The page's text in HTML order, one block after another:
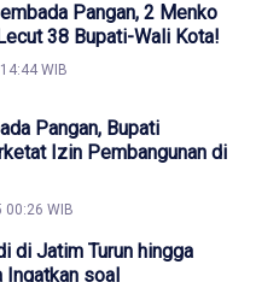
Pangan, 2 Menko
38 Bupati-Wali Kota!
WIB
Pangan, Bupati
Izin Pembangunan di
WIB
di Jatim Turun hingga
Ingatkan soal